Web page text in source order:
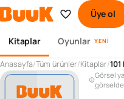
Üye ol
Kitaplar Oyunlar YENI
Anasayfa/Tüm ürünler/Kitaplar/
Görsel